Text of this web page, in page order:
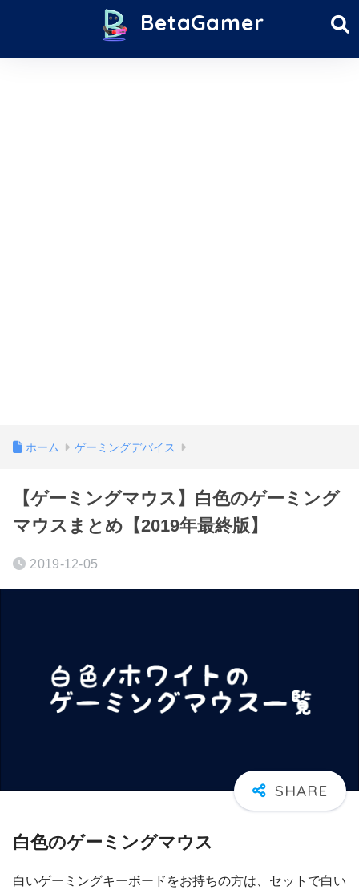
BetaGamer
ホーム ゲーミングデバイス
【ゲーミングマウス】白色のゲーミング
マウスまとめ【2019年最終版】
2019-12-05
白色のゲーミングマウス
白いゲーミングキーボードをお持ちの方は、セットで白い